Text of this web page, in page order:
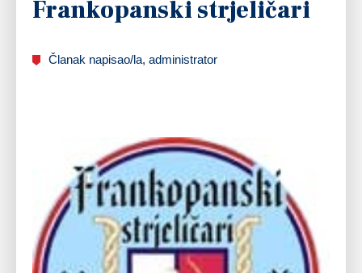
Frankopanski strjeličari
Članak napisao/la, administrator